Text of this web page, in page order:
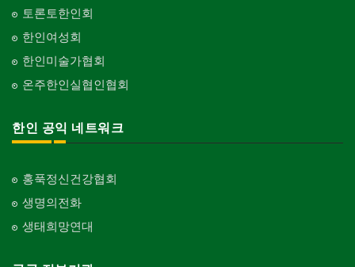
토론토한인회
한인여성회
한인미술가협회
온주한인실협인협회
한인 공익 네트워크
홍푹정신건강협회
생명의전화
생태희망연대